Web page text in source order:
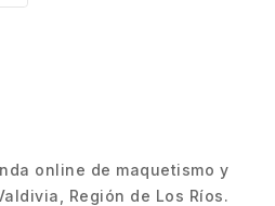
online de maquetismo y
Región de Los Ríos.